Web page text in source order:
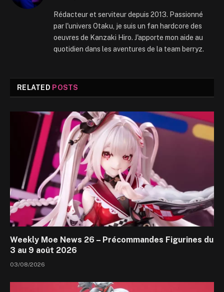
Rédacteur et serviteur depuis 2013. Passionné
par l'univers Otaku, je suis un fan hardcore des
oeuvres de Kanzaki Hiro. J'apporte mon aide au
quotidien dans les aventures de la team berryz.
RELATED POSTS
Weekly Moe News 26 – Précommandes Figurines du
3 au 9 août 2026
03/08/2026